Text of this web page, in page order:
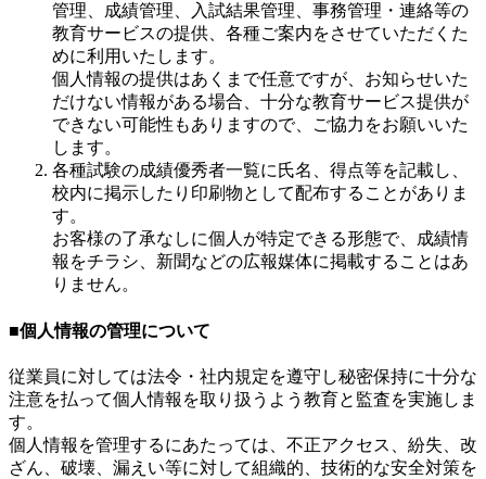
管理、成績管理、入試結果管理、事務管理・連絡等の
教育サービスの提供、各種ご案内をさせていただくた
めに利用いたします。
個人情報の提供はあくまで任意ですが、お知らせいた
だけない情報がある場合、十分な教育サービス提供が
できない可能性もありますので、ご協力をお願いいた
します。
各種試験の成績優秀者一覧に氏名、得点等を記載し、
校内に掲示したり印刷物として配布することがありま
す。
お客様の了承なしに個人が特定できる形態で、成績情
報をチラシ、新聞などの広報媒体に掲載することはあ
りません。
■個人情報の管理について
従業員に対しては法令・社内規定を遵守し秘密保持に十分な
注意を払って個人情報を取り扱うよう教育と監査を実施しま
す。
個人情報を管理するにあたっては、不正アクセス、紛失、改
ざん、破壊、漏えい等に対して組織的、技術的な安全対策を